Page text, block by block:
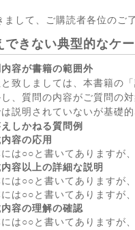
まして、ご購読者各位のご
できない典型的なケ
容が書籍の範囲外
致しましては、本書籍の
し、質問の内容がご質問の
説明されていないが基礎
しかねる質問例
容の応用
には○○と書いてありますが
容以上の詳細な説明
には○○と書いてありますが
には○○と書いてありますが
容の理解の確認
には○○と書いてありますが